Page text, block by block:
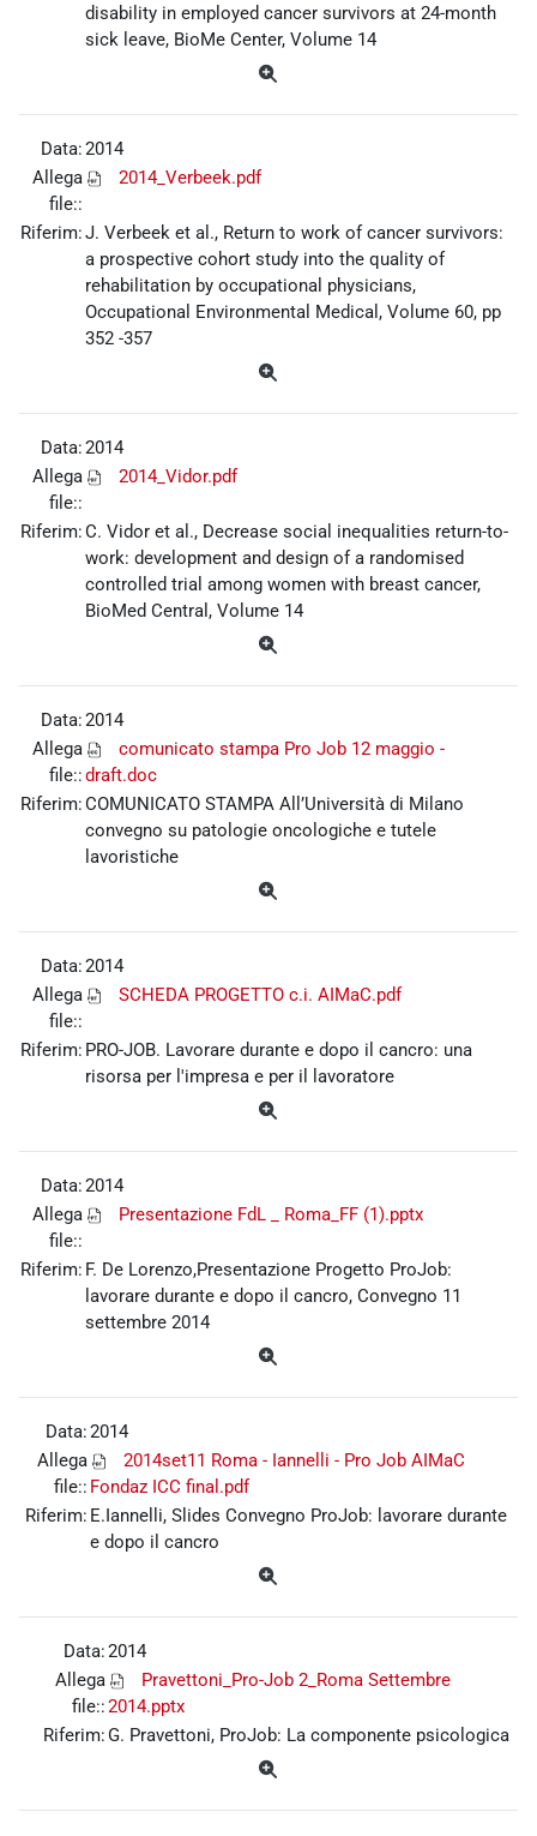
disability in employed cancer survivors at 24-month
sick leave, BioMe Center, Volume 14
Data:2014
Allega
file::
2014_Verbeek.pdf
Riferim:J. Verbeek et al., Return to work of cancer survivors:
a prospective cohort study into the quality of
rehabilitation by occupational physicians,
Occupational Environmental Medical, Volume 60, pp
352 -357
Data:2014
Allega
file::
2014_Vidor.pdf
Riferim:C. Vidor et al., Decrease social inequalities return-to-
work: development and design of a randomised
controlled trial among women with breast cancer,
BioMed Central, Volume 14
Data:2014
Allega
file::
comunicato stampa Pro Job 12 maggio -
draft.doc
Riferim:COMUNICATO STAMPA All’Università di Milano
convegno su patologie oncologiche e tutele
lavoristiche
Data:2014
Allega
file::
SCHEDA PROGETTO c.i. AIMaC.pdf
Riferim: PRO-JOB. Lavorare durante e dopo il cancro: una
risorsa per l'impresa e per il lavoratore
Data:2014
Allega
file::
Presentazione FdL _ Roma_FF (1).pptx
Riferim: F. De Lorenzo,Presentazione Progetto ProJob:
lavorare durante e dopo il cancro, Convegno 11
settembre 2014
Data:2014
Allega
file::
2014set11 Roma - Iannelli - Pro Job AIMaC
Fondaz ICC final.pdf
Riferim: E.Iannelli, Slides Convegno ProJob: lavorare durante
e dopo il cancro
Data:2014
Allega
file::
Pravettoni_Pro-Job 2_Roma Settembre
2014.pptx
Riferim:G. Pravettoni, ProJob: La componente psicologica